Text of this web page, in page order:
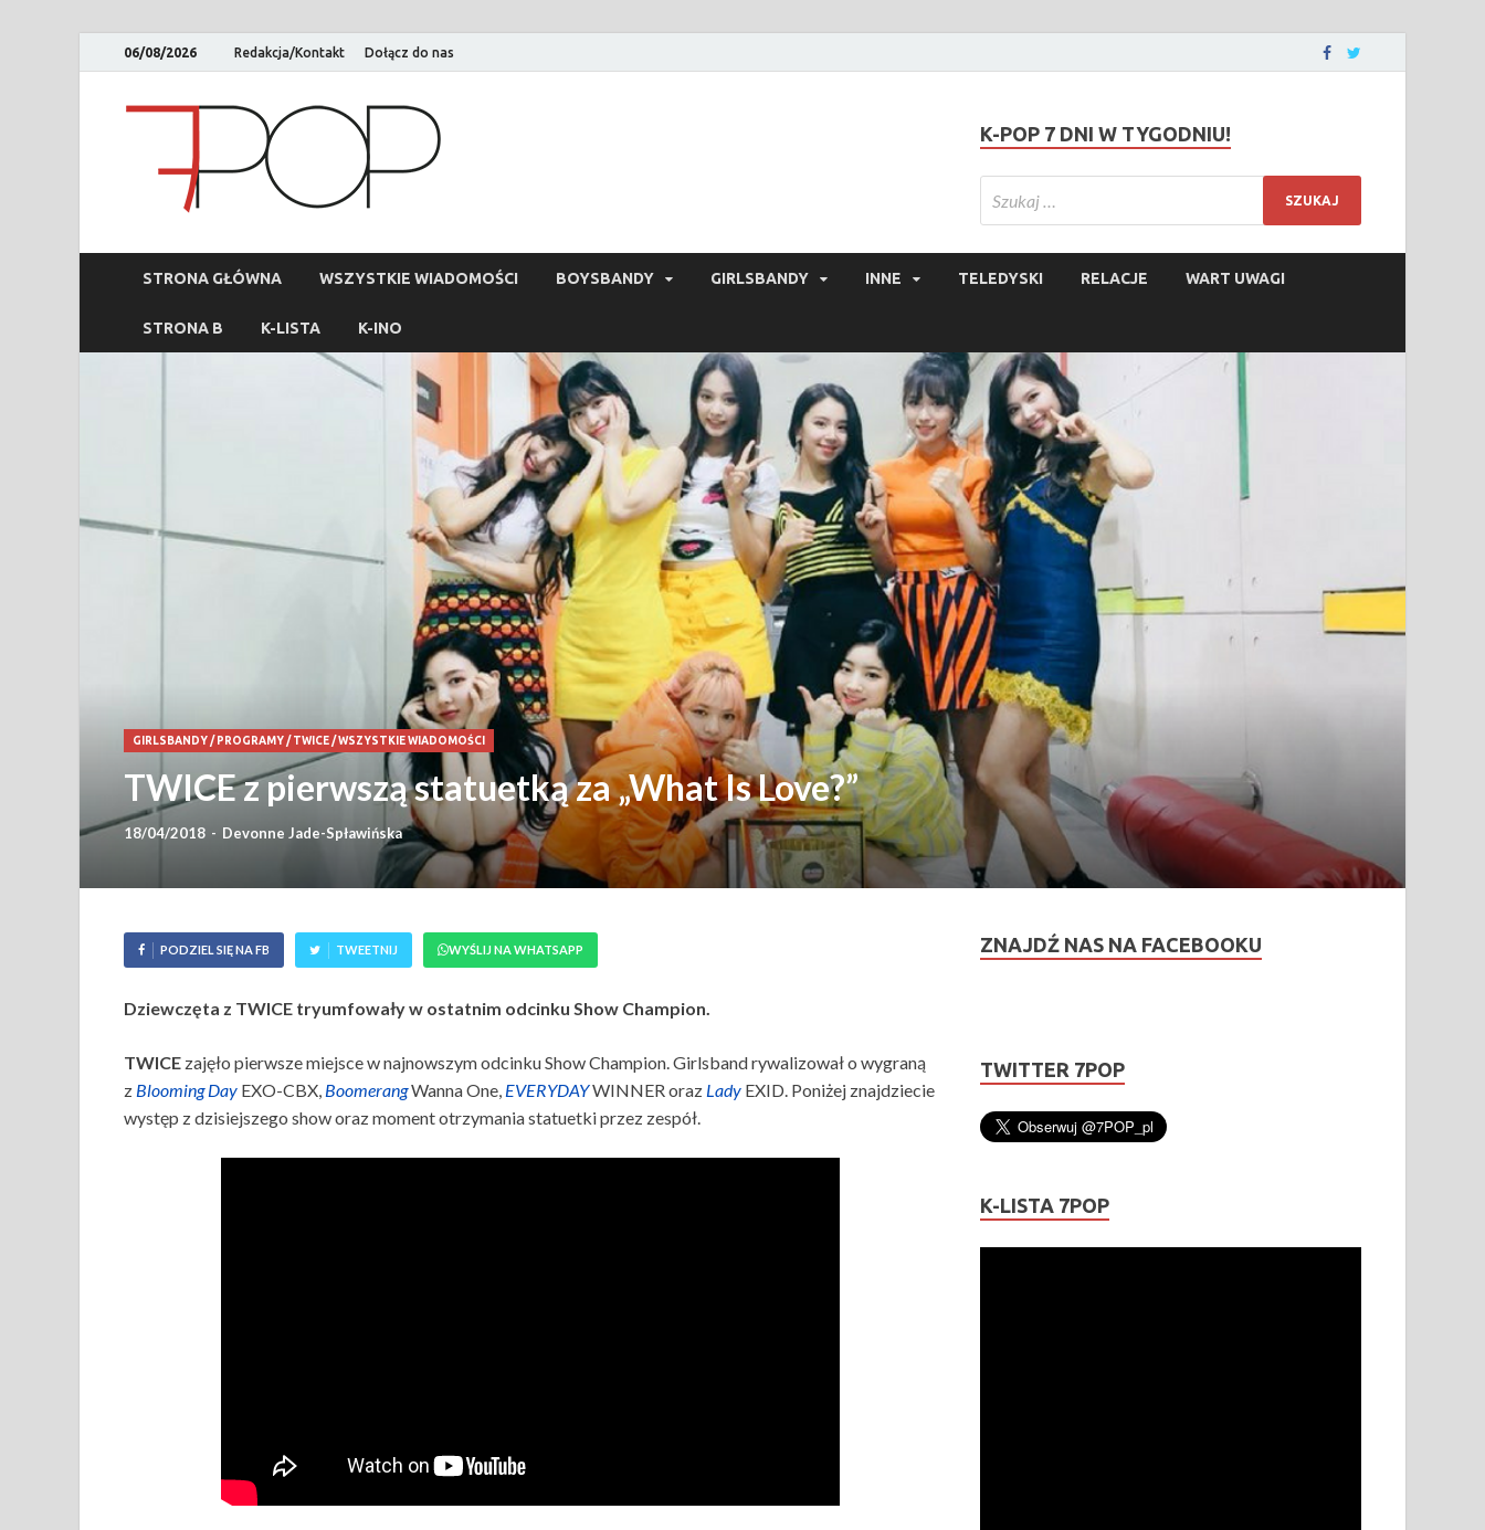
06/08/2026 Redakcja/Kontakt Dołącz do nas
K-POP 7 DNI W TYGODNIU!
STRONA GŁÓWNA WSZYSTKIE WIADOMOŚCI BOYSBANDY GIRLSBANDY INNE TELEDYSKI RELACJE WART UWAGI
STRONA B K-LISTA K-INO
GIRLSBANDY/ PROGRAMY/ TWICE/WSZYSTKIE WIADOMOŚCI
TWICE z pierwszą statuetką za „What Is Love?”
18/04/2018 - Devonne Jade-Spławińska
PODZIEL SIĘ NA FB TWEETNIJ WYŚLIJ NA WHATSAPP
Dziewczęta z TWICE tryumfowały w ostatnim odcinku Show Champion.
TWICE zajęło pierwsze miejsce w najnowszym odcinku Show Champion. Girlsband rywalizował o wygraną
z Blooming Day EXO-CBX, BoomerangWanna One, EVERYDAYWINNER oraz Lady EXID. Poniżej znajdziecie
występ z dzisiejszego show oraz moment otrzymania statuetki przez zespół.
ZNAJDŹ NAS NA FACEBOOKU
TWITTER 7POP
K-LISTA 7POP